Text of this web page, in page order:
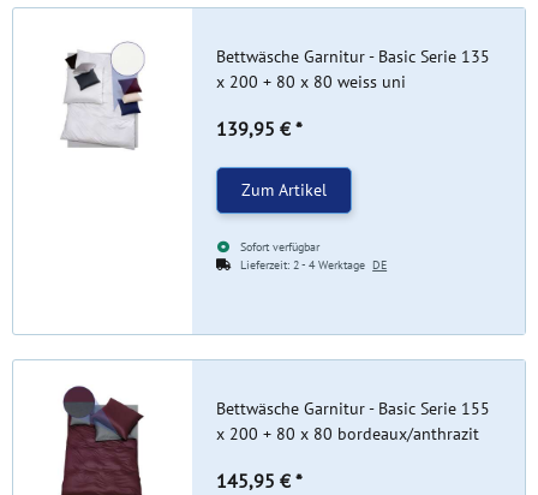
Bettwäsche Garnitur - Basic Serie 135
x 200 + 80 x 80 weiss uni
139,95 € *
Zum Artikel
Sofort verfügbar
Lieferzeit:2 - 4 WerktageDE
Bettwäsche Garnitur - Basic Serie 155
x 200 + 80 x 80 bordeaux/anthrazit
145,95 € *